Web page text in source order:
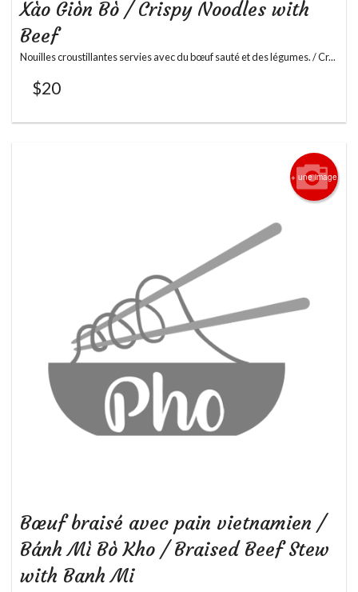
Xào Giòn Bò / Crispy Noodles with
Beef
Nouilles croustillantes servies avec du bœuf sauté et des légumes. / Cr...
$20
+ une image
Bœuf braisé avec pain vietnamien /
Bánh Mì Bò Kho / Braised Beef Stew
with Banh Mi